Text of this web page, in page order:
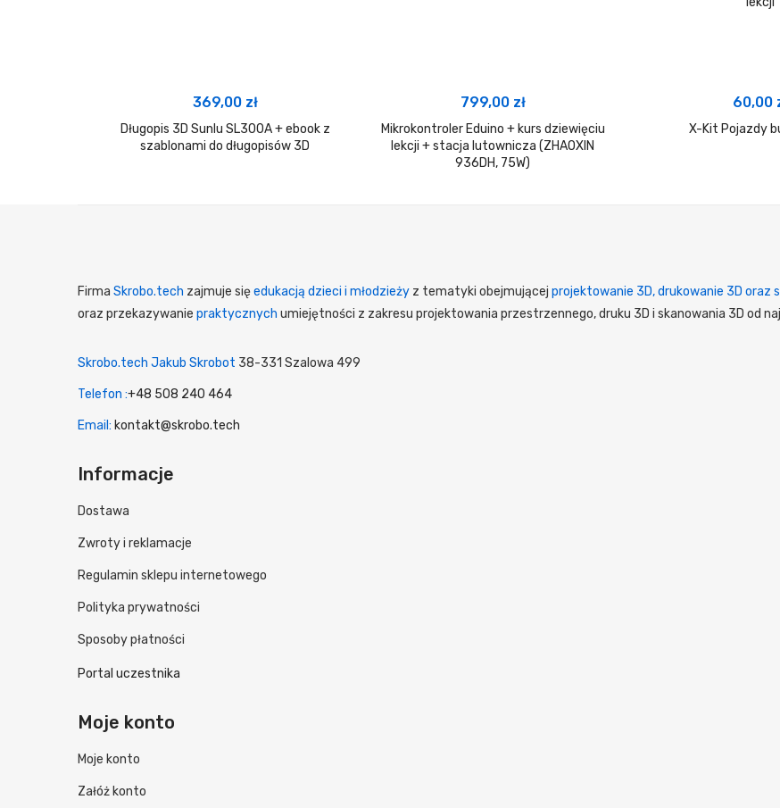
369,00 zł
Długopis 3D Sunlu SL300A + ebook z
szablonami do długopisów 3D
799,00 zł
Mikrokontroler Eduino + kurs dziewięciu
lekcji + stacja lutownicza (ZHAOXIN
936DH, 75W)
60,00
X-Kit Pojazdy
Firma Skrobo.tech zajmuje sięedukacją dzieci i młodzieży z tematyki obejmującej projektowanie 3D, drukowanie 3D oraz
oraz przekazywanie praktycznych umiejętności z zakresu projektowania przestrzennego, druku 3D i skanowania 3D od
Skrobo.tech Jakub Skrobot 38-331 Szalowa 499
Telefon :+48 508 240 464
Email: kontakt@skrobo.tech
Informacje
Dostawa
Zwroty i reklamacje
Regulamin sklepu internetowego
Polityka prywatności
Sposoby płatności
Portal uczestnika
Moje konto
Moje konto
Załóż konto